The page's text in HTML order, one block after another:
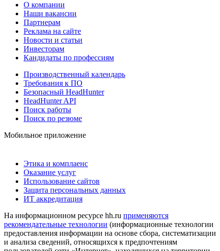
О компании
Наши вакансии
Партнерам
Реклама на сайте
Новости и статьи
Инвесторам
Кандидаты по профессиям
Производственный календарь
Требования к ПО
Безопасный HeadHunter
HeadHunter API
Поиск работы
Поиск по резюме
Мобильное приложение
Этика и комплаенс
Оказание услуг
Использование сайтов
Защита персональных данных
ИТ аккредитация
На информационном ресурсе hh.ru применяются
рекомендательные технологии (информационные технологии
предоставления информации на основе сбора, систематизации
и анализа сведений, относящихся к предпочтениям